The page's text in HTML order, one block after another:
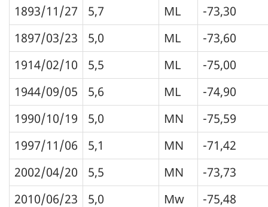
1893/11/27
5,7 ML
-73,30
1897/03/23
5,0 ML
-73,60
1914/02/10
5,5 ML
-75,00
1944/09/05
5,6 ML
-74,90
1990/10/19
5,0 MN
-75,59
1997/11/06
5,1 MN
-71,42
2002/04/20
5,5 MN
-73,73
2010/06/23
5,0 Mw -75,48